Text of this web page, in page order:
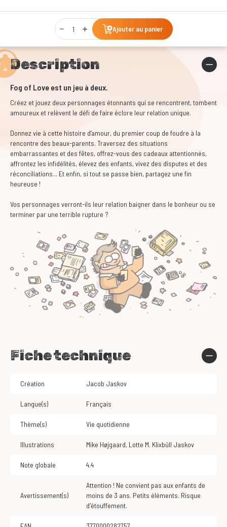
Qty
Ajouter au panier
Description
Fog of Love est un jeu à deux.
Créez et jouez deux personnages étonnants qui se rencontrent, tombent
amoureux et relèvent le défi de faire éclore leur relation unique.
Donnez vie à cette histoire d’amour, du premier coup de foudre à la
rencontre des beaux-parents. Traversez des situations
embarrassantes et des fêtes, offrez-vous des cadeaux attentionnés,
affrontez les infidélités, élevez des enfants, vivez des disputes et des
réconciliations... Et enfin, si tout se passe bien, partagez une fin
heureuse !
Vos personnages verront-ils leur relation baigner dans le bonheur ou se
terminer par une terrible rupture ?
Fiche technique
Création Jacob Jaskov
Langue(s) Français
Thème(s) Vie quotidienne
Illustrations Mike Højgaard, Lotte M. Klixbüll Jaskov
Note globale 4.4
Avertissement(s)
Attention ! Ne convient pas aux enfants de
moins de 3 ans. Petits éléments. Risque
d'étouffement.